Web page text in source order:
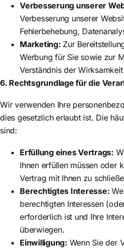
Verbesserung unserer
Verbesserung unserer
Fehlerbehebung,
Marketing: Zur
Werbung für Sie sowie zur
Verständnis der
6. Rechtsgrundlage für die
Wir verwenden Ihre
dies gesetzlich erlaubt ist. Die
sind:
Erfüllung eines Vertrags:
Ihnen erfüllen müssen oder
Vertrag mit Ihnen zu
Berechtigtes Interesse:
berechtigten Interessen
erforderlich ist und Ihre
überwiegen.
Einwilligung: Wenn Sie der